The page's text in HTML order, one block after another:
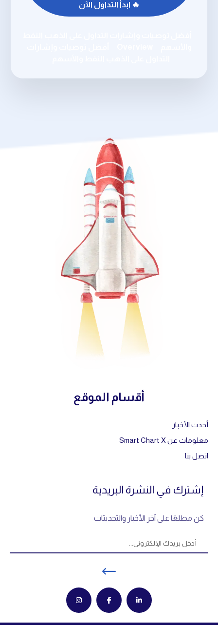
🔥 ابدأ التداول الآن
أقسام الموقع
أحدث الأخبار
معلومات عن Smart Chart X
اتصل بنا
إشترك في النشرة البريدية
كن مطلعًا على آخر الأخبار والتحديثات